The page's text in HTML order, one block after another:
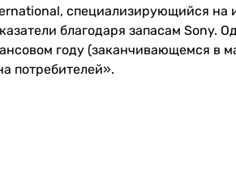
специализирующийся на
благодаря запасам Sony.
году (заканчивающемся в
потребителей».